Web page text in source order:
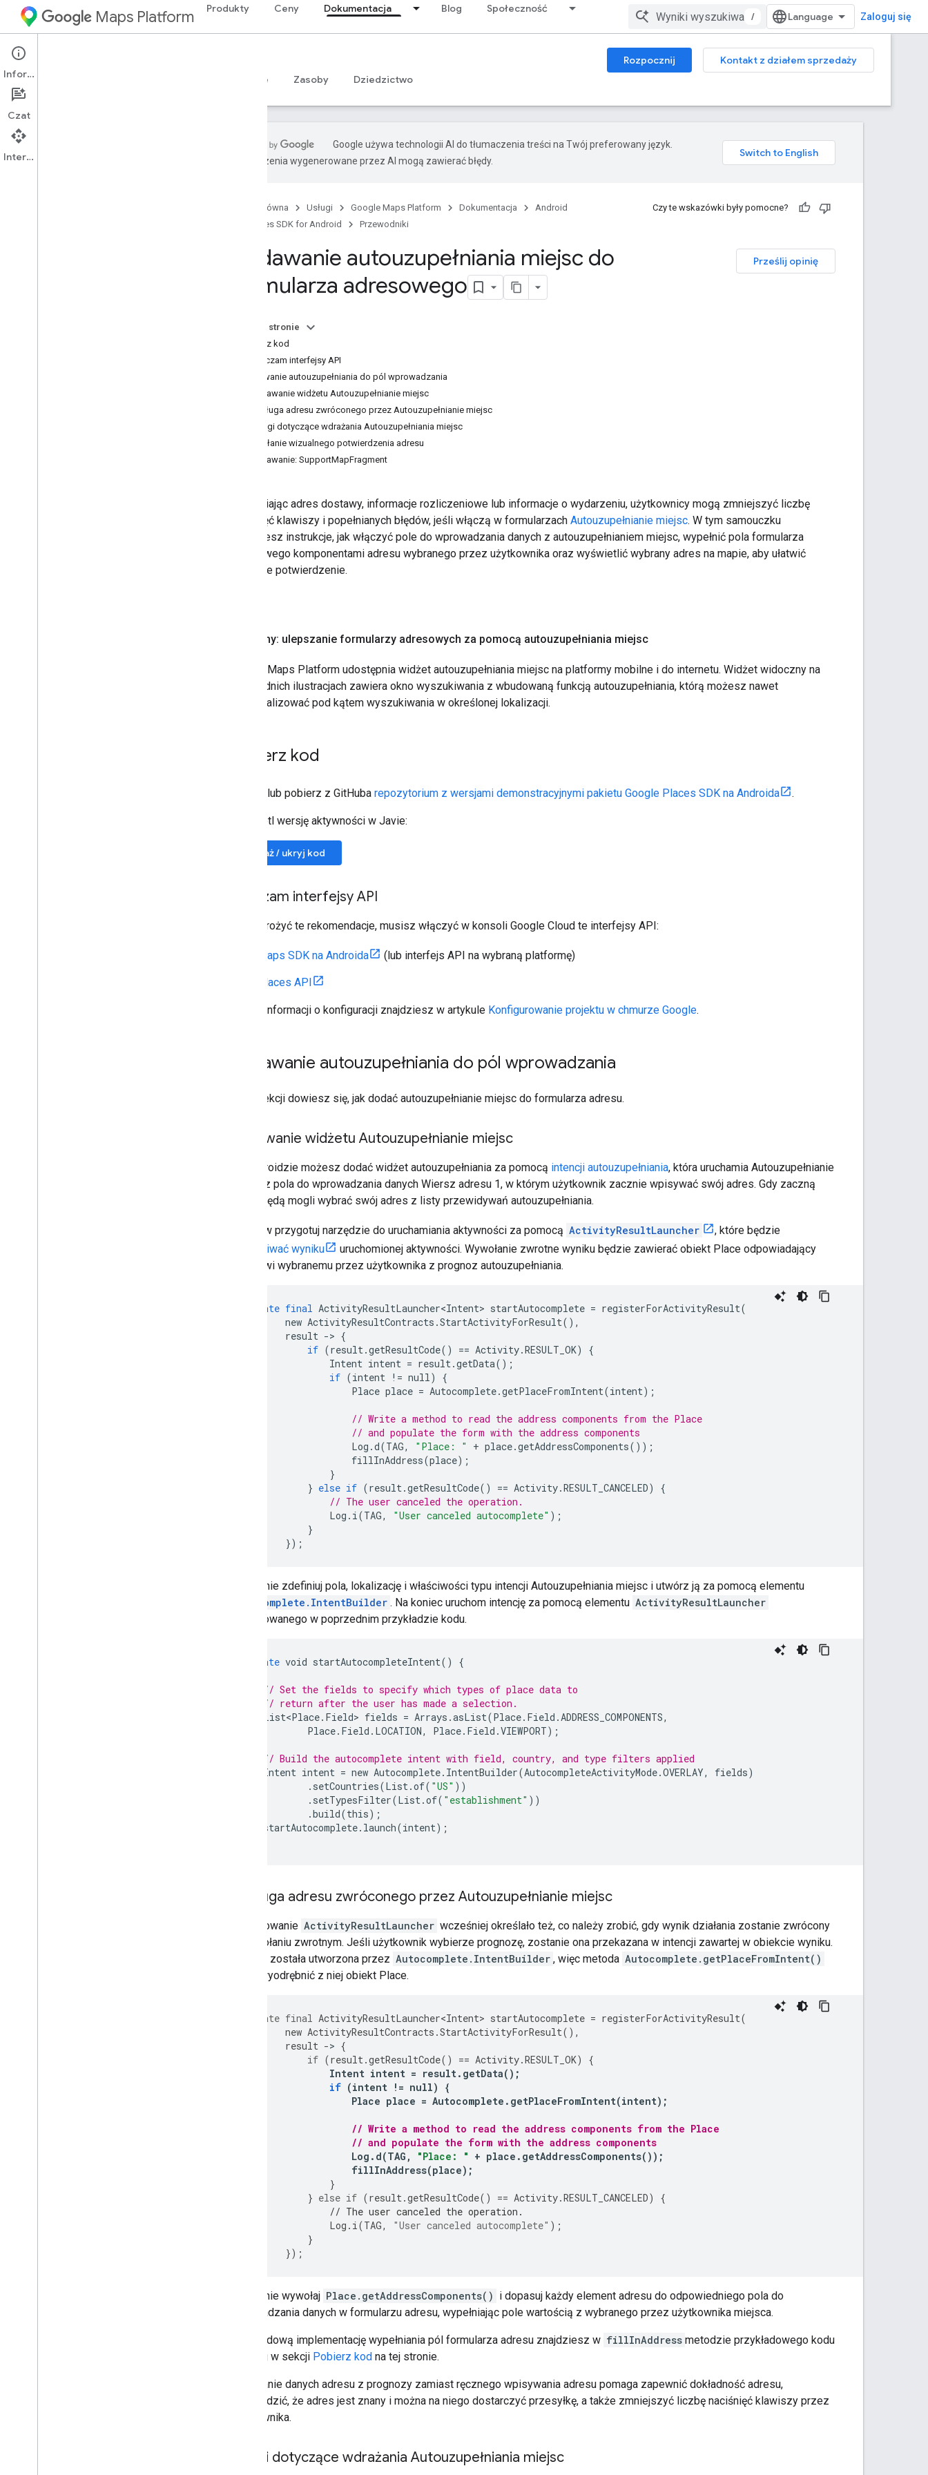
Maps Platform Produkty Ceny Dokumentacja Blog Społeczność
/ Zaloguj się
Android Rozpocznij
Kontakt z działem sprzedaży
Przewodniki
Sample Zasoby Dziedzictwo
Google używa technologii AI do tłumaczenia treści na Twój preferowany język.
Tłumaczenia wygenerowane przez AI mogą zawierać błędy.
Strona główna Usługi Google Maps Platform Dokumentacja
Android
Places SDK for Android
Przewodniki
Czy te wskazówki były pomocne?
Prześlij opinię
Dodawanie autouzupełniania miejsc do
formularza adresowego
Na tej stronie
Pobierz kod
Włączam interfejsy API
Dodawanie autouzupełniania do pól wprowadzania
Dodawanie widżetu Autouzupełnianie miejsc
Obsługa adresu zwróconego przez Autouzupełnianie miejsc
Uwagi dotyczące wdrażania Autouzupełniania miejsc
Przesyłanie wizualnego potwierdzenia adresu
Dodawanie: SupportMapFragment
Wypełniając adres dostawy, informacje rozliczeniowe lub informacje o wydarzeniu, użytkownicy mogą zmniejszyć liczbę
naciśnięć klawiszy i popełnianych błędów, jeśli włączą w formularzach Autouzupełnianie miejsc. W tym samouczku
znajdziesz instrukcje, jak włączyć pole do wprowadzania danych z autouzupełnianiem miejsc, wypełnić pola formularza
adresowego komponentami adresu wybranego przez użytkownika oraz wyświetlić wybrany adres na mapie, aby ułatwić
wizualne potwierdzenie.
Filmy: ulepszanie formularzy adresowych za pomocą autouzupełniania miejsc
Google Maps Platform udostępnia widżet autouzupełniania miejsc na platformy mobilne i do internetu. Widżet widoczny na
poprzednich ilustracjach zawiera okno wyszukiwania z wbudowaną funkcją autouzupełniania, którą możesz nawet
zoptymalizować pod kątem wyszukiwania w określonej lokalizacji.
Pobierz kod
Sklonuj lub pobierz z GitHuba repozytorium z wersjami demonstracyjnymi pakietu Google Places SDK na Androida .
Wyświetl wersję aktywności w Javie:
Pokaż / ukryj kod
Włączam interfejsy API
Aby wdrożyć te rekomendacje, musisz włączyć w konsoli Google Cloud te interfejsy API:
Maps SDK na Androida (lub interfejs API na wybraną platformę)
Places API
Więcej informacji o konfiguracji znajdziesz w artykule Konfigurowanie projektu w chmurze Google.
Dodawanie autouzupełniania do pól wprowadzania
W tej sekcji dowiesz się, jak dodać autouzupełnianie miejsc do formularza adresu.
Dodawanie widżetu Autouzupełnianie miejsc
Na Androidzie możesz dodać widżet autouzupełniania za pomocą intencji autouzupełniania, która uruchamia Autouzupełnianie
miejsc z pola do wprowadzania danych Wiersz adresu 1, w którym użytkownik zacznie wpisywać swój adres. Gdy zaczną
pisać, będą mogli wybrać swój adres z listy przewidywań autouzupełniania.
Najpierw przygotuj narzędzie do uruchamiania aktywności za pomocą ActivityResultLauncher
, które będzie
nasłuchiwać wyniku
uruchomionej aktywności. Wywołanie zwrotne wyniku będzie zawierać obiekt Place odpowiadający
adresowi wybranemu przez użytkownika z prognoz autouzupełniania.
private final ActivityResultLauncher<Intent> startAutocomplete = registerForActivityResult(
new ActivityResultContracts .StartActivityForResult(),
result -> {
if (result.getResultCode() == Activity.RESULT_OK)
{
Intent intent = result.getData();
if (intent != null)
{
Place place = Autocomplete.getPlaceFromIntent(intent);
// Write a method to read the address components from the Place
// and populate the form with the address components
Log .d(TAG, "Place: " + place.getAddressComponents());
fillInAddress(place);
}
} else if (result.getResultCode() == Activity.RESULT_CANCELED)
{
// The user canceled the operation.
Log . i(TAG, "User canceled autocomplete" );
}
});
Następnie zdefiniuj pola, lokalizację i właściwości typu intencji Autouzupełniania miejsc i utwórz ją za pomocą elementu
Autocomplete.IntentBuilder . Na koniec uruchom intencję za pomocą elementu ActivityResultLauncher
zdefiniowanego w poprzednim przykładzie kodu.
private void startAutocompleteIntent() {
// Set the fields to specify which types of place data to
// return after the user has made a selection.
List<Place. Field> fields = Arrays .asList(Place. Field .ADDRESS_COMPONENTS,
Place. Field . LOCATION, Place. Field .VIEWPORT);
// Build the autocomplete intent with field, country, and type filters applied
Intent intent = new Autocomplete. IntentBuilder(AutocompleteActivityMode.OVERLAY, fields)
. setCountries(List.of( "US" ))
. setTypesFilter(List.of( "establishment" ))
.build(this);
startAutocomplete. launch(intent);
Obsługa adresu zwróconego przez Autouzupełnianie miejsc
Zdefiniowanie ActivityResultLauncher wcześniej określało też, co należy zrobić, gdy wynik działania zostanie zwrócony
w wywołaniu zwrotnym. Jeśli użytkownik wybierze prognozę, zostanie ona przekazana w intencji zawartej w obiekcie wyniku.
Intencja została utworzona przez Autocomplete.IntentBuilder , więc metoda Autocomplete.getPlaceFromIntent()
może wyodrębnić z niej obiekt Place.
private final ActivityResultLauncher<Intent> startAutocomplete = registerForActivityResult(
new ActivityResultContracts .StartActivityForResult(),
result -> {
if (result.getResultCode() == Activity.RESULT_OK)
{
Intent intent = result. getData();
if (intent != null)
{
Place place = Autocomplete . getPlaceFromIntent(intent);
// Write a method to read the address components from the Place
// and populate the form with the address components
Log . d(TAG , "Place: " + place . getAddressComponents());
fillInAddress(place);
}
} else if (result.getResultCode() == Activity.RESULT_CANCELED)
{
// The user canceled the operation.
Log . i(TAG, "User canceled autocomplete" );
}
});
Następnie wywołaj Place.getAddressComponents() i dopasuj każdy element adresu do odpowiedniego pola do
wprowadzania danych w formularzu adresu, wypełniając pole wartością z wybranego przez użytkownika miejsca.
Przykładową implementację wypełniania pól formularza adresu znajdziesz w fillInAddress metodzie przykładowego kodu
podanej w sekcji Pobierz kod na tej stronie.
Pobieranie danych adresu z prognozy zamiast ręcznego wpisywania adresu pomaga zapewnić dokładność adresu,
potwierdzić, że adres jest znany i można na niego dostarczyć przesyłkę, a także zmniejszyć liczbę naciśnięć klawiszy przez
użytkownika.
Uwagi dotyczące wdrażania Autouzupełniania miejsc
Informacje
Czat
Interfejs API